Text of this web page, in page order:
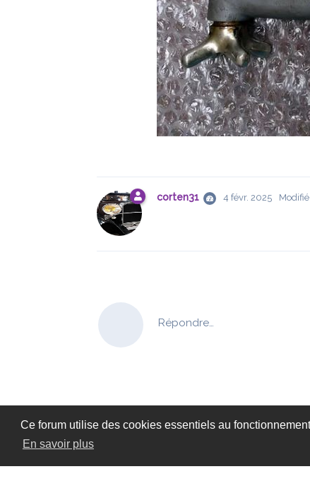
Ce forum utilise des cookies essentiels au
En savoir plus
corten31 4 févr. 2025 Modifié
Répondre…